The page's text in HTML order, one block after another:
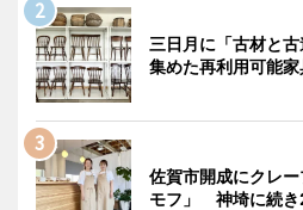
三日月に「古材と
集めた再利用可能
佐賀市開成にクレ
モフ」 神埼に続き